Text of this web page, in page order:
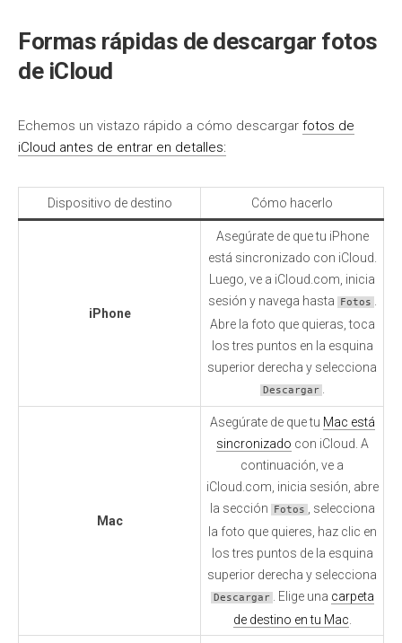
Formas rápidas de descargar fotos
de iCloud
Echemos un vistazo rápido a cómo descargar fotos de
iCloud antes de entrar en detalles:
Dispositivo de destino Cómo hacerlo
iPhone
Asegúrate de que tu iPhone
está sincronizado con iCloud.
Luego, ve a iCloud.com, inicia
sesión y navega hasta
Fotos .
Abre la foto que quieras, toca
los tres puntos en la esquina
superior derecha y selecciona
Descargar .
Mac
Asegúrate de que tu Mac está
sincronizado con iCloud. A
continuación, ve a
iCloud.com, inicia sesión, abre
la sección
Fotos , selecciona
la foto que quieres, haz clic en
los tres puntos de la esquina
superior derecha y selecciona
Descargar . Elige una carpeta
de destino en tu Mac